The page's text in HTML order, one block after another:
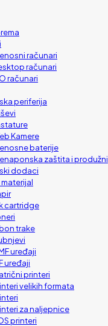
računari
računari
računari
periferija
Kamere
baterije
zaštita i produžni
dodaci
cartridge
trake
uređaji
uređaji
printeri
velikih formata
za naljepnice
printeri